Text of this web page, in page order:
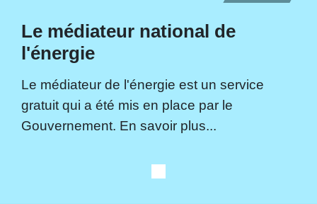
Le médiateur national de
l'énergie
Le médiateur de l'énergie est un service
gratuit qui a été mis en place par le
Gouvernement. En savoir plus...